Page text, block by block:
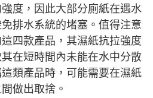
度，因此大部分廁紙在遇水
排水系統的堵塞。值得注意
四款產品，其濕紙抗拉強度
在短時間內未能在水中分散
類產品時，可能需要在濕紙
做出取捨。